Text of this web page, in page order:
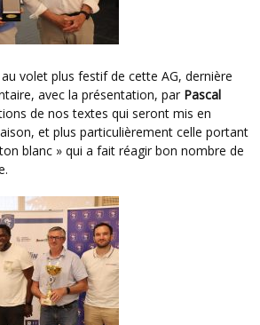
avec la présentation, par Pascal
de nos textes qui seront mis en
et plus particulièrement celle portant
blanc » qui a fait réagir bon nombre de